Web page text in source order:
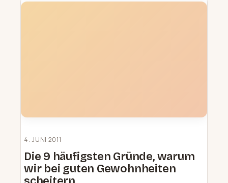
4. JUNI 2011
Die 9 häufigsten Gründe, warum
wir bei guten Gewohnheiten